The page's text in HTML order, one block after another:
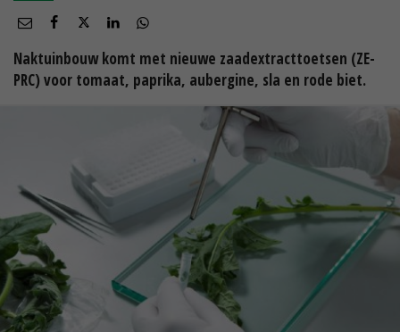
Naktuinbouw komt met nieuwe zaadextracttoetsen (ZE-
PRC) voor tomaat, paprika, aubergine, sla en rode biet.